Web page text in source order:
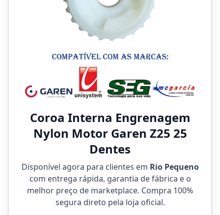
Coroa Interna Engrenagem
Nylon Motor Garen Z25 25
Dentes
Disponível agora para clientes em Rio Pequeno
com entrega rápida, garantia de fábrica e o
melhor preço de marketplace. Compra 100%
segura direto pela loja oficial.